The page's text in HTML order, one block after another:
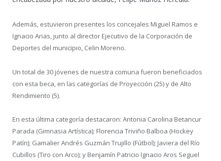
Además, estuvieron presentes los concejales Miguel Ramos e
Ignacio Arias, junto al director Ejecutivo de la Corporación de
Deportes del municipio, Celin Moreno.
Un total de 30 jóvenes de nuestra comuna fueron beneficiados
con esta beca, en las categorías de Proyección (25) y de Alto
Rendimiento (5).
En esta última categoría destacaron: Antonia Carolina Betancur
Parada (Gimnasia Artística); Florencia Triviño Balboa (Hockey
Patín); Gamalier Andrés Guzmán Trujillo (Fútbol); Javiera del Río
Cubillos (Tiro con Arco); y Benjamín Patricio Ignacio Aros Seguel